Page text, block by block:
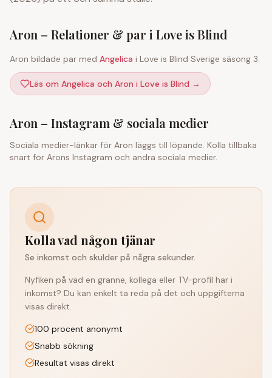
Aron – Relationer & par i Love is Blind
Aron bildade par med Angelica i Love is Blind Sverige säsong 3.
Läs om Angelica och Aron i Love is Blind →
Aron – Instagram & sociala medier
Sociala medier-länkar för Aron läggs till löpande. Kolla tillbaka
snart för Arons Instagram och andra sociala medier.
Kolla vad någon tjänar
Se inkomst och skulder på några sekunder.
Nyfiken på vad en granne, kollega eller TV-profil har i
inkomst? Du kan enkelt ta reda på det och uppgifterna
visas direkt.
100 procent anonymt
Snabb sökning
Resultat visas direkt